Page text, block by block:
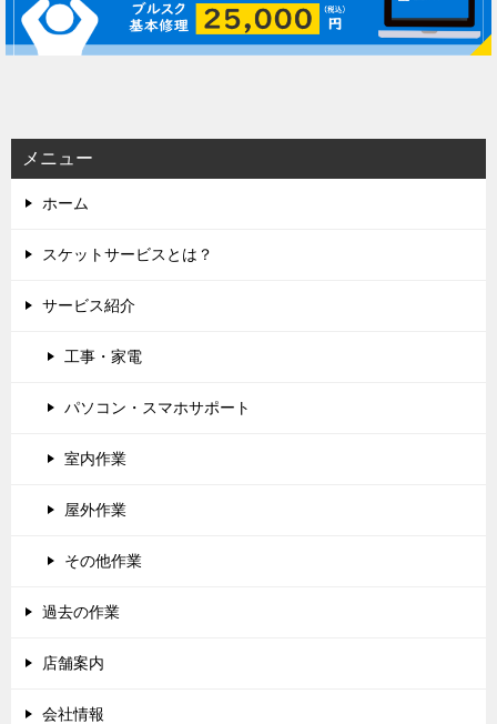
ゲ
ー
ンメニュー
ホーム
スケットサービスとは？
サービス紹介
工事・家電
パソコン・スマホサポート
室内作業
屋外作業
その他作業
過去の作業
店舗案内
会社情報